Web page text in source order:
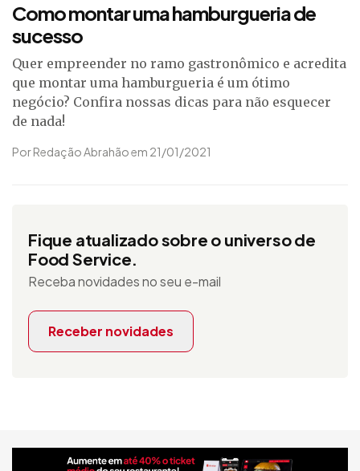
Como montar uma hamburgueria de
sucesso
Quer empreender no ramo gastronômico e acredita
que montar uma hamburgueria é um ótimo
negócio? Confira nossas dicas para não esquecer
de nada!
Por Redação Abrahão em 21/01/2021
Fique atualizado sobre o universo de
Food Service.
Receba novidades no seu e-mail
Receber novidades